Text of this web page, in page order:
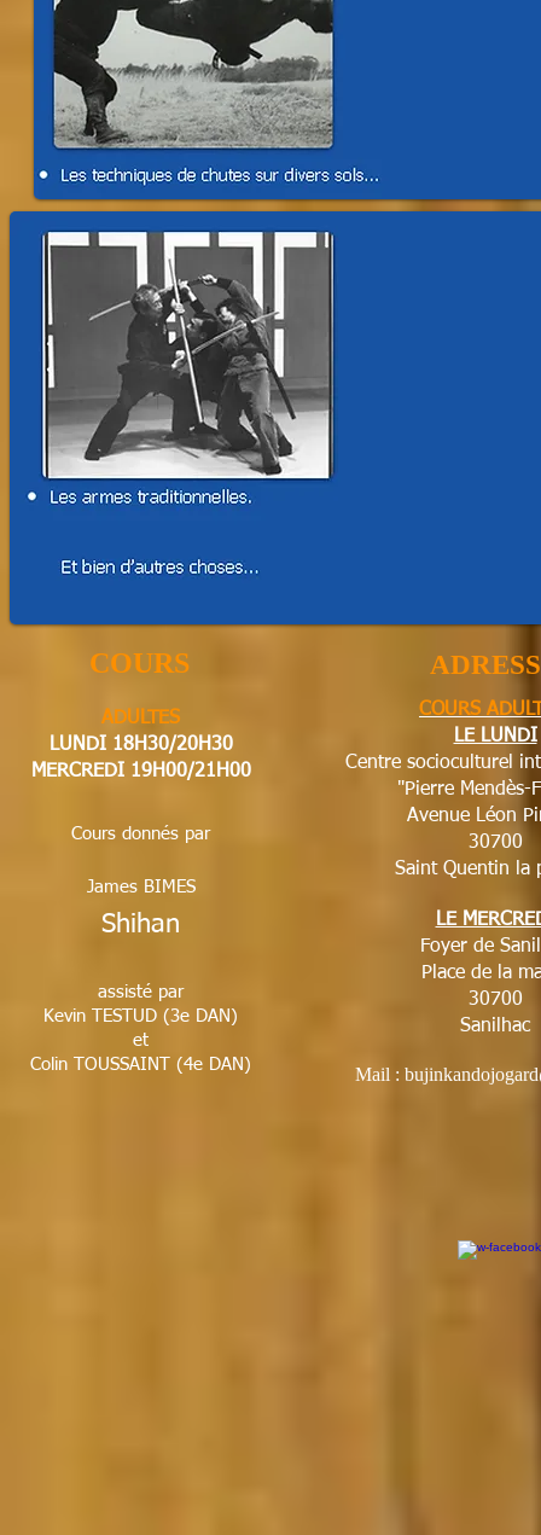
COURS
ADULTES
LUNDI 18H30/20H30
MERCREDI 19H00/21H00
Cours donnés par
James BIMES
Shihan
assisté par
Kevin TESTUD (3e DAN)
et
Colin TOUSSAINT (4e DAN)
COURS
LE LUNDI
Centre socioculturel
"Pierre Mendès-
Avenue Léon
30700
Saint Quentin la
LE
Foyer de
Place de la
30700
Sanilhac
Mail :